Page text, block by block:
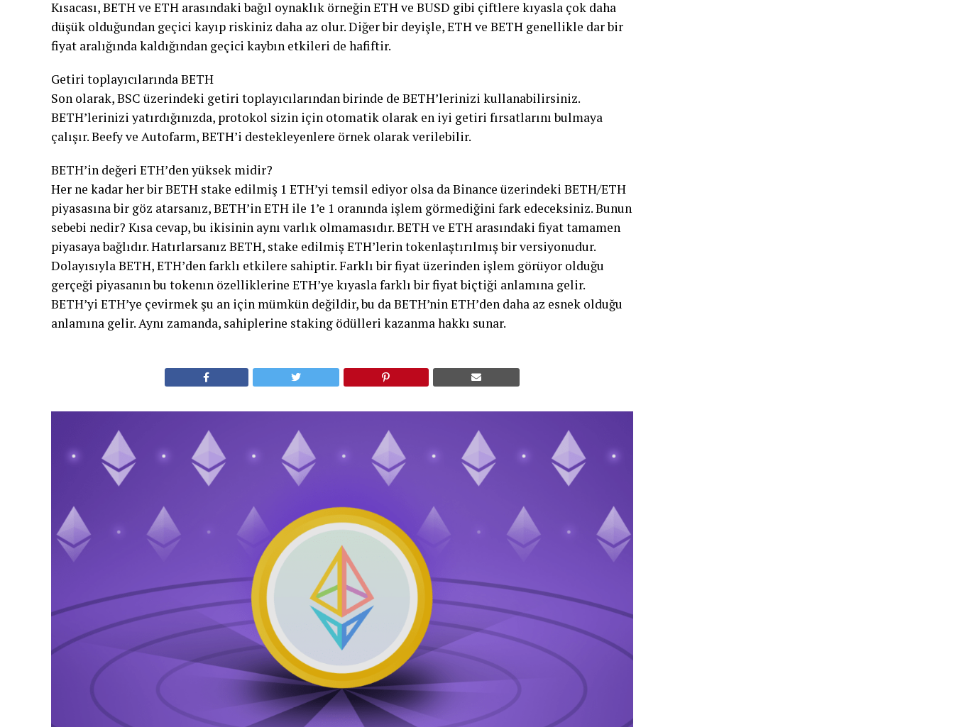
Kısacası, BETH ve ETH arasındaki bağıl oynaklık örneğin ETH ve BUSD gibi çiftlere kıyasla çok daha
düşük olduğundan geçici kayıp riskiniz daha az olur. Diğer bir deyişle, ETH ve BETH genellikle dar bir
fiyat aralığında kaldığından geçici kaybın etkileri de hafiftir.
Getiri toplayıcılarında BETH
Son olarak, BSC üzerindeki getiri toplayıcılarından birinde de BETH’lerinizi kullanabilirsiniz.
BETH’lerinizi yatırdığınızda, protokol sizin için otomatik olarak en iyi getiri fırsatlarını bulmaya
çalışır. Beefy ve Autofarm, BETH’i destekleyenlere örnek olarak verilebilir.
BETH’in değeri ETH’den yüksek midir?
Her ne kadar her bir BETH stake edilmiş 1 ETH’yi temsil ediyor olsa da Binance üzerindeki BETH/ETH
piyasasına bir göz atarsanız, BETH’in ETH ile 1’e 1 oranında işlem görmediğini fark edeceksiniz. Bunun
sebebi nedir? Kısa cevap, bu ikisinin aynı varlık olmamasıdır. BETH ve ETH arasındaki fiyat tamamen
piyasaya bağlıdır. Hatırlarsanız BETH, stake edilmiş ETH’lerin tokenlaştırılmış bir versiyonudur.
Dolayısıyla BETH, ETH’den farklı etkilere sahiptir. Farklı bir fiyat üzerinden işlem görüyor olduğu
gerçeği piyasanın bu tokenın özelliklerine ETH’ye kıyasla farklı bir fiyat biçtiği anlamına gelir.
BETH’yi ETH’ye çevirmek şu an için mümkün değildir, bu da BETH’nin ETH’den daha az esnek olduğu
anlamına gelir. Aynı zamanda, sahiplerine staking ödülleri kazanma hakkı sunar.